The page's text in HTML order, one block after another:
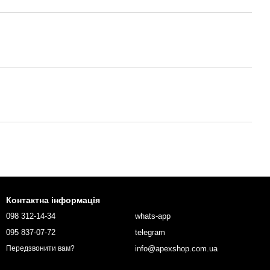
Контактна інформація
098 312-14-34
095 837-07-72
Передзвонити вам?
whats-app
telegram
info@apexshop.com.ua